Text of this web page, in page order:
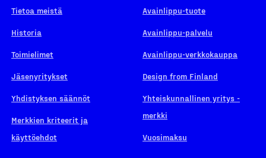
Tietoa meistä
Historia
Toimielimet
Jäsenyritykset
Yhdistyksen säännöt
Merkkien kriteerit ja
käyttöehdot
Avainlippu-tuote
Avainlippu-palvelu
Avainlippu-verkkokauppa
Design from Finland
Yhteiskunnallinen yritys -
merkki
Vuosimaksu